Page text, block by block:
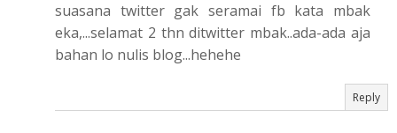
suasana twitter gak seramai fb kata mbak
eka,...selamat 2 thn ditwitter mbak..ada-ada aja
bahan lo nulis blog...hehehe
Reply